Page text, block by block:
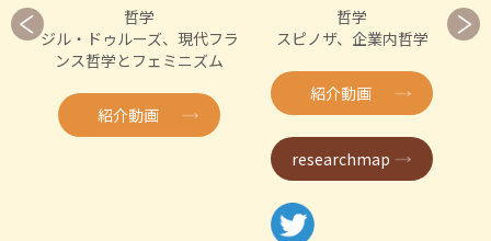
哲学
ジル・ドゥルーズ、現代フラ
ンス哲学とフェミニズム
紹介動画
哲学
スピノザ、企業内哲学
紹介動画
researchmap
物